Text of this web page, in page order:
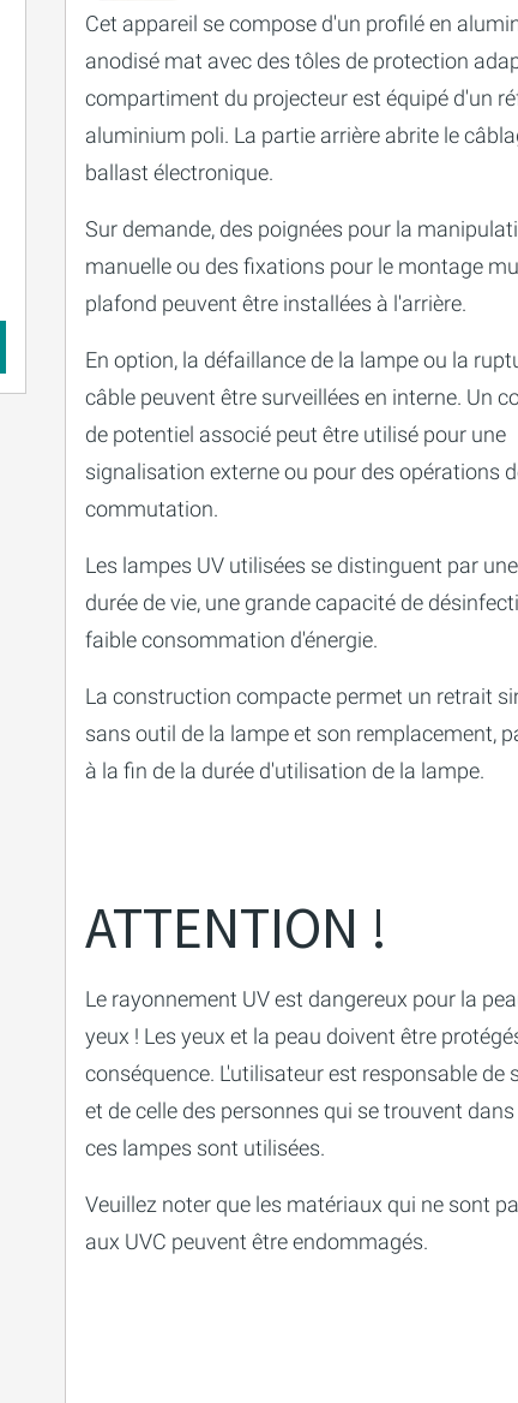
Cet appareil se compose d'un profilé en
anodisé mat avec des tôles de protection
compartiment du projecteur est équipé d'un
aluminium poli. La partie arrière abrite le
ballast électronique.
Sur demande, des poignées pour la
manuelle ou des fixations pour le montage
plafond peuvent être installées à l'arrière.
En option, la défaillance de la lampe ou la
câble peuvent être surveillées en interne. Un
de potentiel associé peut être utilisé pour une
signalisation externe ou pour des opérations
commutation.
Les lampes UV utilisées se distinguent par
durée de vie, une grande capacité de
faible consommation d'énergie.
La construction compacte permet un retrait
sans outil de la lampe et son remplacement,
à la fin de la durée d'utilisation de la lampe.
ATTENTION !
Le rayonnement UV est dangereux pour la
yeux ! Les yeux et la peau doivent être
conséquence. L'utilisateur est responsable de
et de celle des personnes qui se trouvent
ces lampes sont utilisées.
Veuillez noter que les matériaux qui ne sont
aux UVC peuvent être endommagés.